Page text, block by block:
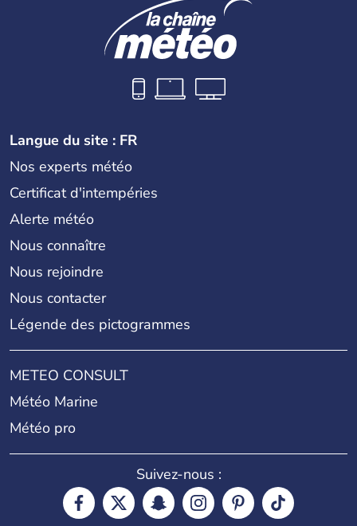
Langue du site : FR
Nos experts météo
Certificat d'intempéries
Alerte météo
Nous connaître
Nous rejoindre
Nous contacter
Légende des pictogrammes
METEO CONSULT
Météo Marine
Météo pro
Suivez-nous :